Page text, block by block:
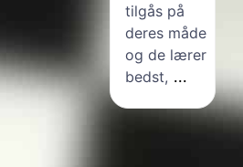
har været
helt
igennem
tilgås på
deres måde
og de lærer
bedst, ...